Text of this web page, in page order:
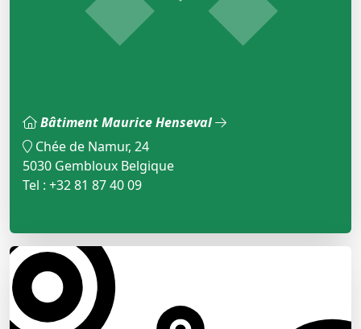
Bâtiment Maurice Henseval
Chée de Namur, 24
5030 Gembloux Belgique
Tel : +32 81 87 40 09